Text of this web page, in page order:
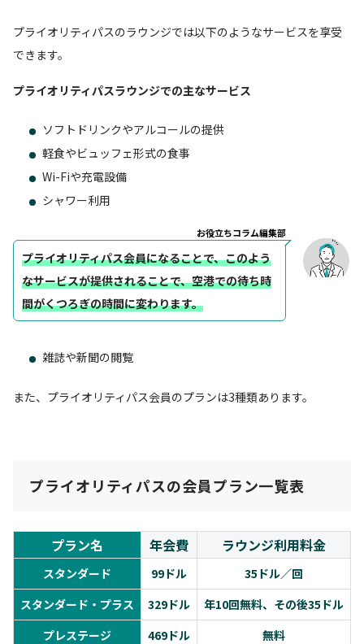
プライオリティパスのラウンジでは以下のようなサービスを享受
できます。
プライオリティパスラウンジでの主なサービス
ソフトドリンクやアルコールの提供
軽食やビュッフェ形式の食事
Wi-Fiや充電設備
シャワー利用
お役立ちコラム編集部
プライオリティパス会員になることで、このよう
なサービスが提供されることで、空港での待ち時
間がくつろぎの時間に変わります。
雑誌や新聞の閲覧
また、プライオリティパス会員のプランは3種類あります。
プライオリティパスの会員プラン一覧表
プラン名 年会費 ラウンジ利用料金
スタンダード 99ドル 35ドル／回
スタンダード・プラス
329ドル 年10回無料、その後35ドル
プレステージ
469ドル 無料